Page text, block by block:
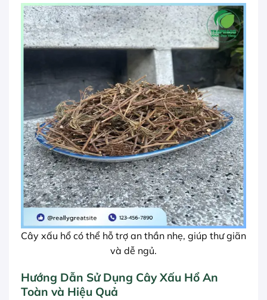
Cây xấu hổ có thể hỗ trợ an thần nhẹ, giúp thư giãn
và dễ ngủ.
Hướng Dẫn Sử Dụng Cây Xấu Hổ An
Toàn và Hiệu Quả